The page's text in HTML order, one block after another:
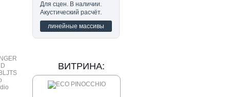
JTS
Для сцен. В наличии.
Акустический расчёт.
линейные массивы
ВИТРИНА: